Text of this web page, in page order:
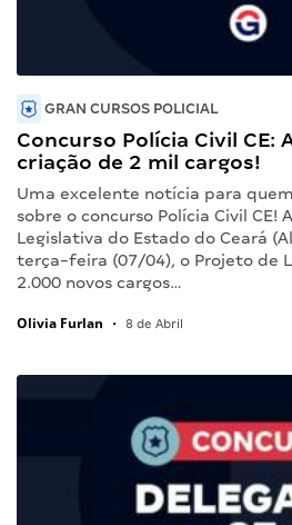
GRAN CURSOS POLICIAL
Concurso Polícia Civil CE:
criação de 2 mil cargos!
Uma excelente notícia para
sobre o concurso Polícia Civil CE!
Legislativa do Estado do Ceará
terça-feira (07/04), o Projeto de
2.000 novos cargos…
Olivia Furlan • 8 de Abril